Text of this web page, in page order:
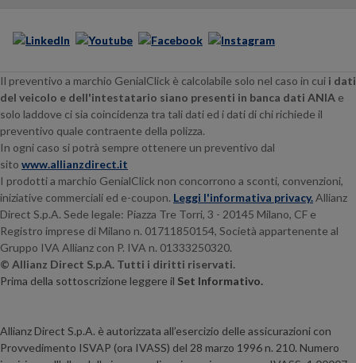
Il preventivo a marchio GenialClick è calcolabile solo nel caso in cui i dati
del veicolo e dell'intestatario siano presenti in banca dati ANIA e
solo laddove ci sia coincidenza tra tali dati ed i dati di chi richiede il
preventivo quale contraente della polizza.
In ogni caso si potrà sempre ottenere un preventivo dal
sito www.allianzdirect.it
I prodotti a marchio GenialClick non concorrono a sconti, convenzioni,
iniziative commerciali ed e-coupon. Leggi l'informativa privacy.Allianz
Direct S.p.A. Sede legale: Piazza Tre Torri, 3 - 20145 Milano, CF e
Registro imprese di Milano n. 01711850154, Società appartenente al
Gruppo IVA Allianz con P. IVA n. 01333250320.
© Allianz Direct S.p.A. Tutti i diritti riservati.
Prima della sottoscrizione leggere il Set Informativo.
Allianz Direct S.p.A. è autorizzata all’esercizio delle assicurazioni con
Provvedimento ISVAP (ora IVASS) del 28 marzo 1996 n. 210. Numero